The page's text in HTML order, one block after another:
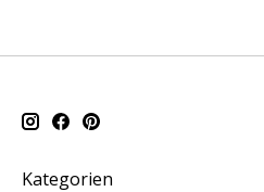
Kategorien